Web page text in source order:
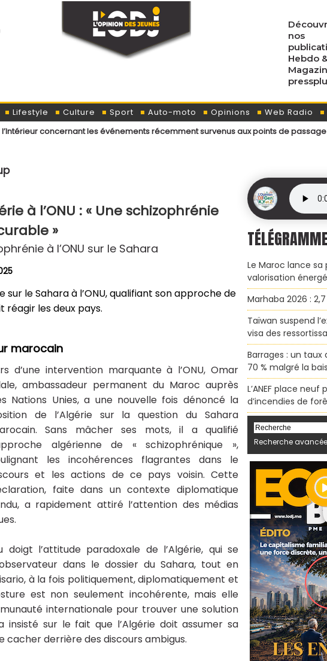
nos
Hebdo
Lifestyle Culture Sport Auto-moto Opinions Web Radio
les événements récemment survenus aux points de passage menant aux
à l’ONU : « Une schizophrénie
»
à l’ONU sur le Sahara
le Sahara à l’ONU, qualifiant son approche de
réagir les deux pays.
marocain
d’une intervention marquante à l’ONU, Omar
ambassadeur permanent du Maroc auprès
Nations Unies, a une nouvelle fois dénoncé la
de l’Algérie sur la question du Sahara
Sans mâcher ses mots, il a qualifié
algérienne de « schizophrénique »,
les incohérences flagrantes dans le
et les actions de ce pays voisin. Cette
faite dans un contexte diplomatique
a rapidement attiré l’attention des médias
l’attitude paradoxale de l’Algérie, qui se
dans le dossier du Sahara, tout en
à la fois politiquement, diplomatiquement et
est non seulement incohérente, mais elle
internationale pour trouver une solution
sur le fait que l’Algérie doit assumer sa
cacher derrière des discours ambigus.
TÉLÉGRAMME
Le Maroc lance
valorisation
Marhaba 2026 :
Taïwan suspend
visa des
Barrages : un
70 % malgré la
L’ANEF place
d’incendies de
Recherche avancée